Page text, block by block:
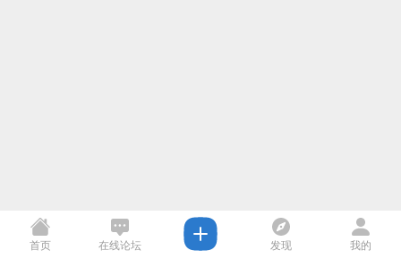
首页 在线论坛 发现 我的